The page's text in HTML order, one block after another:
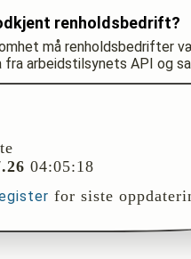
renholdsbedrift?
må renholdsbedrifter
fra arbeidstilsynets API og
04:05:18
for siste